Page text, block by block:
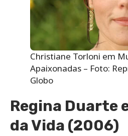
Christiane Torloni em
Apaixonadas – Foto:
Globo
Regina Duarte
da Vida (2006)